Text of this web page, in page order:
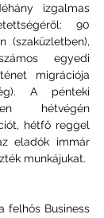
izgalmas
90
(szaküzletben),
egyedi
migrációja
A pénteki
hétvégén
hétfő reggel
eladók immár
munkájukat.
felhős Business